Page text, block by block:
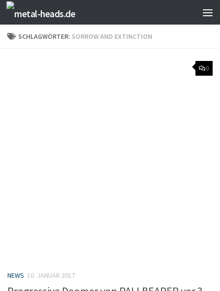
Zum Inhalt springen
SCHLAGWÖRTER: SORROW AND EXTINCTION
0
NEWS 10. JANUAR 2017